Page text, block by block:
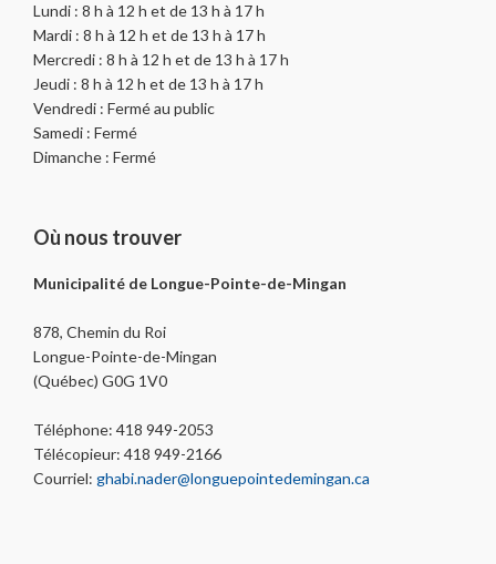
Lundi : 8 h à 12 h et de 13 h à 17 h
Mardi : 8 h à 12 h et de 13 h à 17 h
Mercredi : 8 h à 12 h et de 13 h à 17 h
Jeudi : 8 h à 12 h et de 13 h à 17 h
Vendredi : Fermé au public
Samedi : Fermé
Dimanche : Fermé
Où nous trouver
Municipalité de Longue-Pointe-de-Mingan
878, Chemin du Roi
Longue-Pointe-de-Mingan
(Québec) G0G 1V0
Téléphone: 418 949-2053
Télécopieur: 418 949-2166
Courriel: ghabi.nader@longuepointedemingan.ca